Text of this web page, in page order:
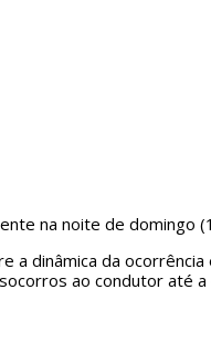
na noite de
a dinâmica da
ao condutor até